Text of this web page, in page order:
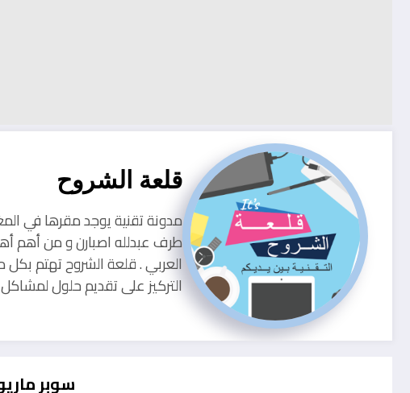
قلعة الشروح
طرف عبدلله اصبارن و من أهم
العربي . قلعة الشروح تهتم
التركيز على تقديم حلول
سوبر